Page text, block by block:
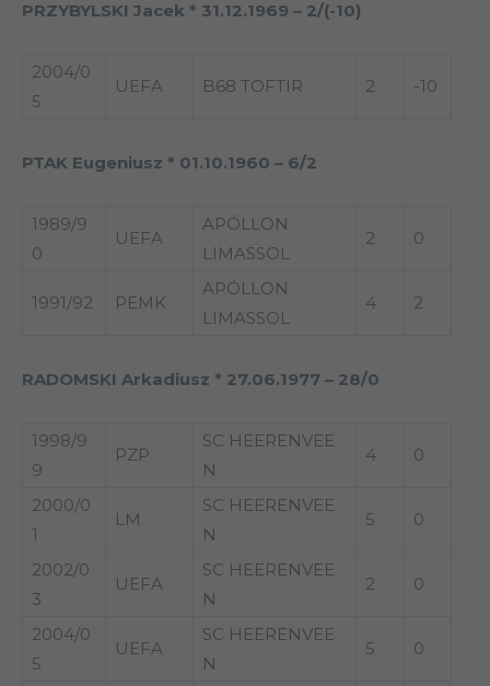
PRZYBYLSKI Jacek * 31.12.1969 – 2/(-10)
2004/0
5
UEFA B68 TOFTIR 2 -10
PTAK Eugeniusz * 01.10.1960 – 6/2
1989/9
0
UEFA
APÓLLON
LIMASSOL
2 0
1991/92 PEMK
APÓLLON
LIMASSOL
4 2
RADOMSKI Arkadiusz * 27.06.1977 – 28/0
1998/9
9
PZP
SC HEERENVEE
N
4 0
2000/0
1
LM
SC HEERENVEE
N
5 0
2002/0
3
UEFA
SC HEERENVEE
N
2 0
2004/0
5
UEFA
SC HEERENVEE
N
5 0